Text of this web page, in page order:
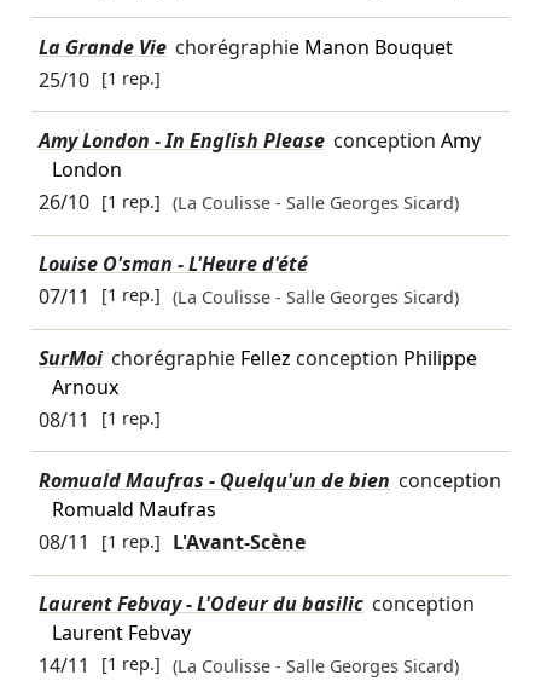
La Grande Vie chorégraphie Manon Bouquet
25/10 [1 rep.]
Amy London - In English Please conception Amy
London
26/10 [1 rep.] (La Coulisse - Salle Georges Sicard)
Louise O'sman - L'Heure d'été
07/11
[1 rep.] (La Coulisse - Salle Georges Sicard)
SurMoi chorégraphie Fellez conception Philippe
Arnoux
08/11
[1 rep.]
Romuald Maufras - Quelqu'un de bien conception
Romuald Maufras
08/11
[1 rep.] L'Avant-Scène
Laurent Febvay - L'Odeur du basilic conception
Laurent Febvay
14/11
[1 rep.] (La Coulisse - Salle Georges Sicard)